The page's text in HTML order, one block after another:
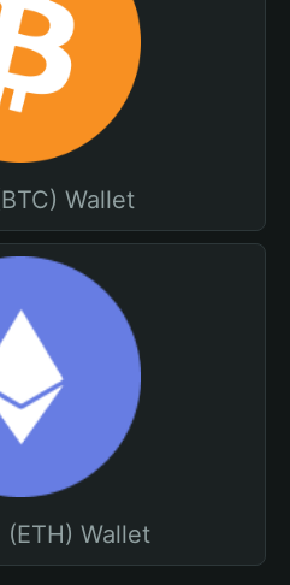
Wallet
(ETH) Wallet